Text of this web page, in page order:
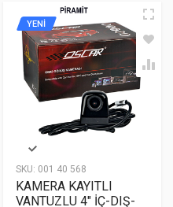
SKU: 001 40 568
YENİ
KAMERA KAYITLI
VANTUZLU 4" İÇ-DIŞ-